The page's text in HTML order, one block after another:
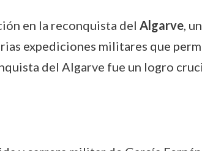
en la reconquista del Algarve,
expediciones militares que
del Algarve fue un logro